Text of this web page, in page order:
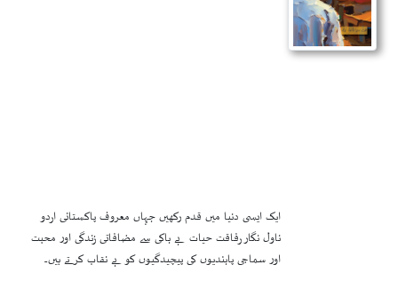
ایک ایسی دنیا میں قدم رکھیں جہاں معروف پاکستانی اردو
ناول نگار رفاقت حیات بے باکی سے مضافاتی زندگی اور محبت
اور سماجی پابندیوں کی پیچیدگیوں کو بے نقاب کرتے ہیں۔